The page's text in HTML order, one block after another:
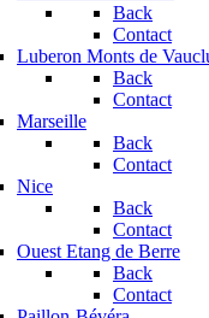
Back
Contact
Luberon Monts de
Back
Contact
Marseille
Back
Contact
Nice
Back
Contact
Ouest Etang de Berre
Back
Contact